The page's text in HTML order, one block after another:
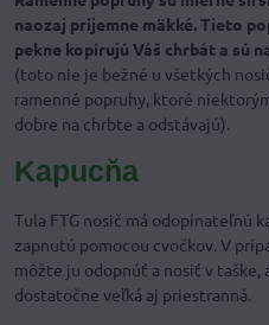
naozaj príjemne mäkké.Tieto
pekne kopírujú Váš chrbát a sú
(toto nie je bežné u všetkých
ramenné popruhy, ktoré
dobre na chrbte a odstávajú).
Kapucňa
Tula FTG nosič má odopínateľnú
zapnutú pomocou cvočkov. V
môžte ju odopnúť a nosiť v taške,
dostatočne veľká aj priestranná.